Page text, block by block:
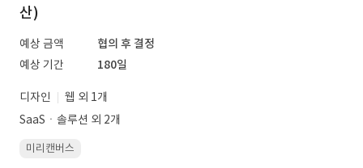
산)
예상 금액
협의 후 결정
예상 기간
180일
디자인
웹 외 1개
SaaSㆍ솔루션 외 2개
미리캔버스